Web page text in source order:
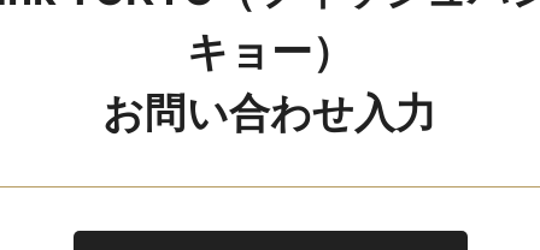
キョー）
お問い合わせ入力